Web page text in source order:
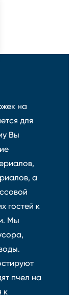
на
для
Вы
а
гостей к
Мы
пчел на
к